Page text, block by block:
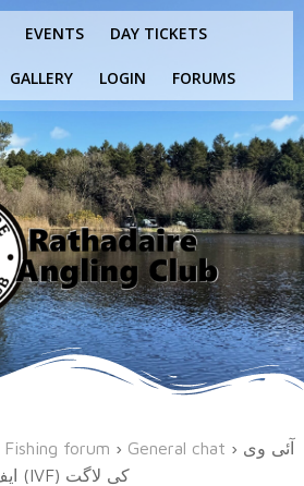
Skip
to
EVENTS DAY TICKETS
GALLERY LOGIN FORUMS
Fishing forum › General chat › آئی وی
ایف (IVF) کی لاگت